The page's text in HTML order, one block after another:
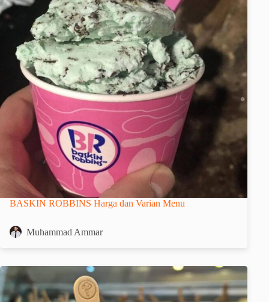
BASKIN ROBBINS Harga dan Varian Menu
Muhammad Ammar